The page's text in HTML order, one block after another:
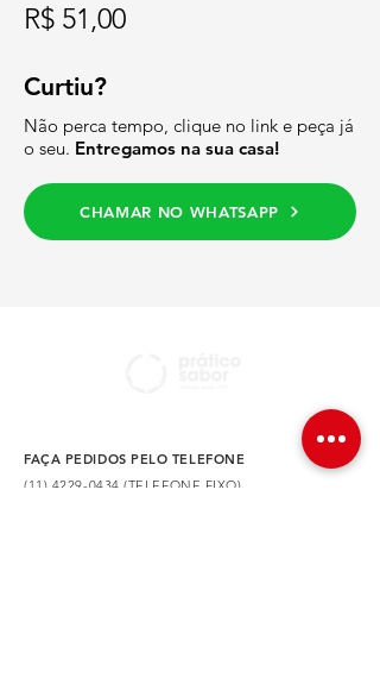
R$ 51,00
Curtiu?
Não perca tempo, clique no link e peça já
o seu. Entregamos na sua casa!
CHAMAR NO WHATSAPP
FAÇA PEDIDOS PELO TELEFONE
(11) 4229-0434 (TELEFONE FIXO)